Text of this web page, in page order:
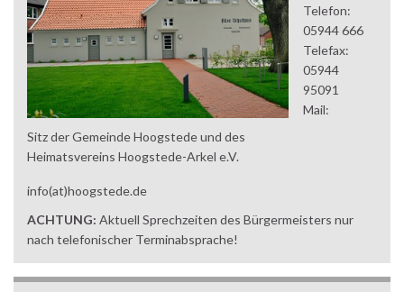
Sitz der Gemeinde Hoogstede und des
Heimatsvereins Hoogstede-Arkel e.V.
Telefon:
05944 666
Telefax:
05944
95091
Mail:
info(at)hoogstede.de
ACHTUNG: Aktuell Sprechzeiten des Bürgermeisters nur
nach telefonischer Terminabsprache!